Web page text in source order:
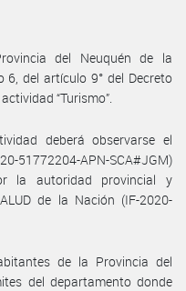
del Neuquén de la
del artículo 9° del Decreto
“Turismo”.
deberá observarse el
51772204-APN-SCA#JGM)
la autoridad provincial y
de la Nación (IF-2020-
de la Provincia del
del departamento donde